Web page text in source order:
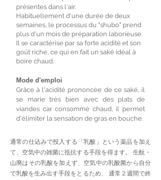
présentes dans l'air.
Habituellement d'une durée de deux
semaines, le processus du "shubo" prend
plus d'un mois de préparation laborieuse.
Il se caractérise par sa forte acidité et son
goût riche, ce qui en fait un saké idéal à
boire chaud.
Mode d'emploi
Grâce à l'acidité prononcée de ce saké, il
se marie très bien avec des plats de
viandes car consommé chaud, il permet
d'élimiter la sensation de gras en bouche.
通常の仕込みで投入する「乳酸」という薬品を加え
て、空気中の雑菌に抵抗する手段を得ます。 生酛・
山廃はその乳酸を加えず、空気中の乳酸菌から自分
で乳酸を生み出す手段をとるため、 通常２週間で終